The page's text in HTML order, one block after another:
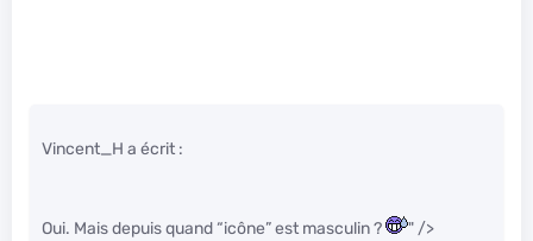
Vincent_H a écrit :
Oui. Mais depuis quand “icône” est masculin ? " />